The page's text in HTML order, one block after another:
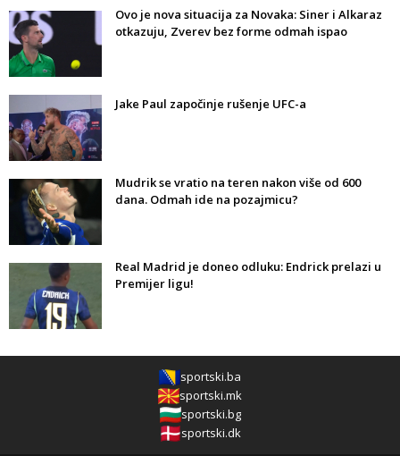
Ovo je nova situacija za Novaka: Siner i Alkaraz
otkazuju, Zverev bez forme odmah ispao
Jake Paul započinje rušenje UFC-a
Mudrik se vratio na teren nakon više od 600
dana. Odmah ide na pozajmicu?
Real Madrid je doneo odluku: Endrick prelazi u
Premijer ligu!
sportski.ba
sportski.mk
sportski.bg
sportski.dk